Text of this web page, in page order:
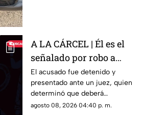
A LA CÁRCEL | Él es el
señalado por robo a
una casa en Santa Rosa
Jáuregui
El acusado fue detenido y
presentado ante un juez, quien
determinó que deberá
permanecer en prisión
agosto 08, 2026 04:40 p. m.